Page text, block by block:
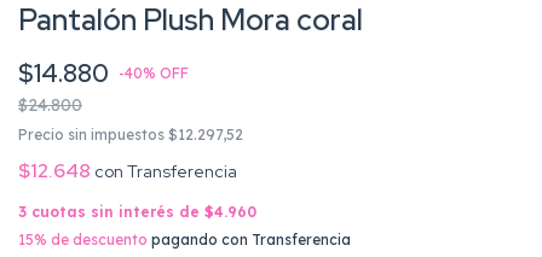
Pantalón Plush Mora coral
$14.880 -40% OFF
$24.800
Precio sin impuestos $12.297,52
$12.648 con Transferencia
3 cuotas sin interés de $4.960
15% de descuento pagando con Transferencia